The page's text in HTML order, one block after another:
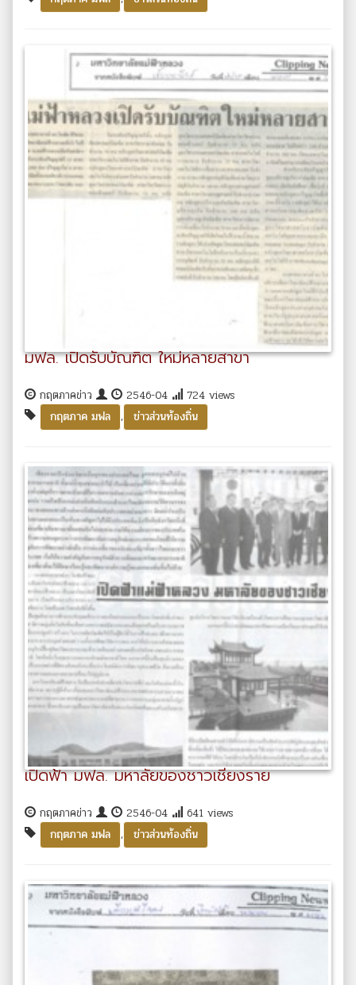
มฟล. เปิดรับบัณฑิต ใหม่หลายสาขา
กฤตภาคข่าว 2546-04
724 views
กฤตภาค มฟล
, ข่าวส่วนท้องถิ่น
เปิดฟ้า มฟล. มหาลัยของชาวเชียงราย
กฤตภาคข่าว 2546-04
641 views
กฤตภาค มฟล
, ข่าวส่วนท้องถิ่น